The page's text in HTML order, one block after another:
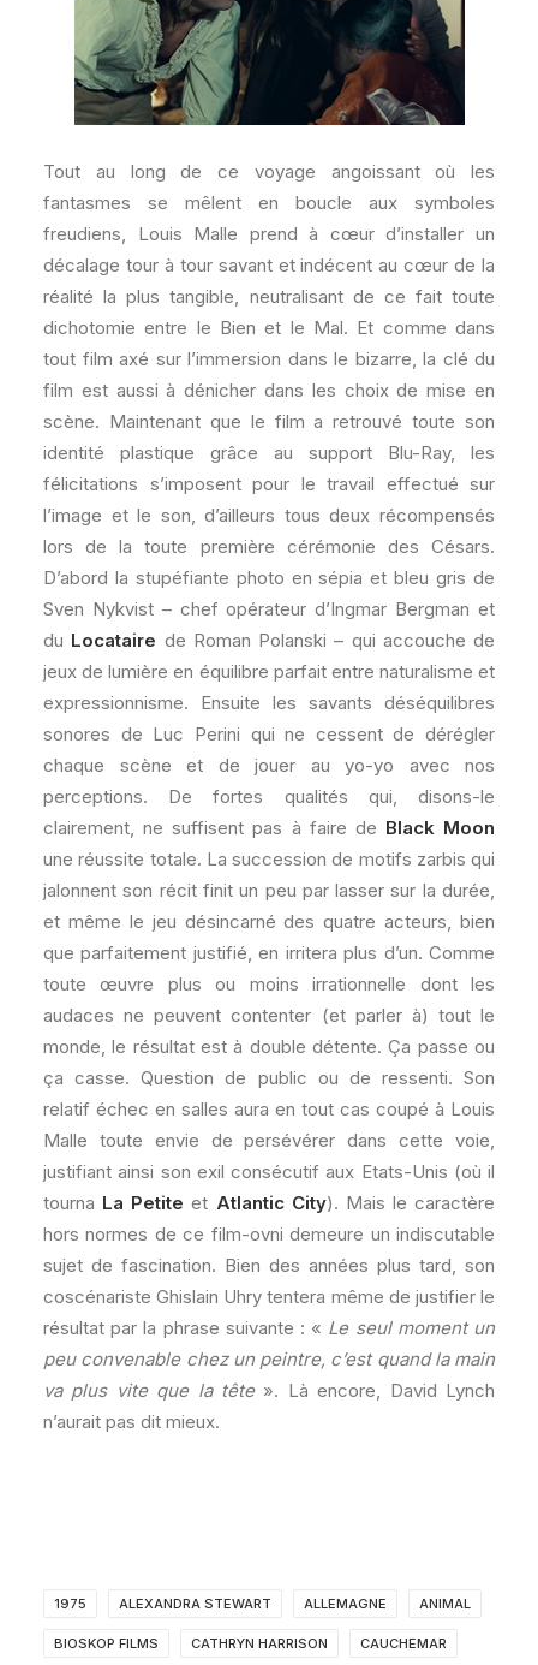
Tout au long de ce voyage angoissant où les
fantasmes se mêlent en boucle aux symboles
freudiens, Louis Malle prend à cœur d’installer un
décalage tour à tour savant et indécent au cœur de la
réalité la plus tangible, neutralisant de ce fait toute
dichotomie entre le Bien et le Mal. Et comme dans
tout film axé sur l’immersion dans le bizarre, la clé du
film est aussi à dénicher dans les choix de mise en
scène. Maintenant que le film a retrouvé toute son
identité plastique grâce au support Blu-Ray, les
félicitations s’imposent pour le travail effectué sur
l’image et le son, d’ailleurs tous deux récompensés
lors de la toute première cérémonie des Césars.
D’abord la stupéfiante photo en sépia et bleu gris de
Sven Nykvist – chef opérateur d’Ingmar Bergman et
du Locataire de Roman Polanski – qui accouche de
jeux de lumière en équilibre parfait entre naturalisme et
expressionnisme. Ensuite les savants déséquilibres
sonores de Luc Perini qui ne cessent de dérégler
chaque scène et de jouer au yo-yo avec nos
perceptions. De fortes qualités qui, disons-le
clairement, ne suffisent pas à faire de Black Moon
une réussite totale. La succession de motifs zarbis qui
jalonnent son récit finit un peu par lasser sur la durée,
et même le jeu désincarné des quatre acteurs, bien
que parfaitement justifié, en irritera plus d’un. Comme
toute œuvre plus ou moins irrationnelle dont les
audaces ne peuvent contenter (et parler à) tout le
monde, le résultat est à double détente. Ça passe ou
ça casse. Question de public ou de ressenti. Son
relatif échec en salles aura en tout cas coupé à Louis
Malle toute envie de persévérer dans cette voie,
justifiant ainsi son exil consécutif aux Etats-Unis (où il
tourna La Petite et Atlantic City). Mais le caractère
hors normes de ce film-ovni demeure un indiscutable
sujet de fascination. Bien des années plus tard, son
coscénariste Ghislain Uhry tentera même de justifier le
résultat par la phrase suivante : « Le seul moment un
peu convenable chez un peintre, c’est quand la main
va plus vite que la tête». Là encore, David Lynch
n’aurait pas dit mieux.
1975 ALEXANDRA STEWART ALLEMAGNE ANIMAL
BIOSKOP FILMS CATHRYN HARRISON CAUCHEMAR